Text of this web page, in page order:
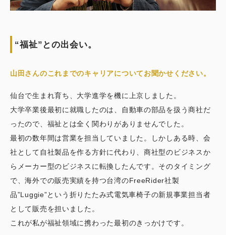
“福祉”との出会い。
山田さんのこれまでのキャリアについてお聞かせください。
仙台で生まれ育ち、大学進学を機に上京しました。
大学卒業後最初に就職したのは、自動車の部品を扱う商社だ
ったので、福祉とは全く関わりがありませんでした。
最初の数年間は営業を担当していました。しかしある時、会
社として自社製品を作る方針に代わり、商社型のビジネスか
らメーカー型のビジネスに転換したんです。そのタイミング
で、海外での販売実績を持つ台湾のFreeRider社製
品”Luggie”という折りたたみ式電気車椅子の新規事業担当者
として販売を担いました。
これが私が福祉領域に携わった最初のきっかけです。